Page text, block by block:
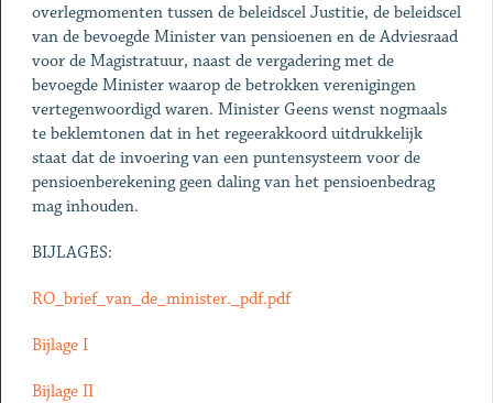
overlegmomenten tussen de beleidscel Justitie, de beleidscel
van de bevoegde Minister van pensioenen en de Adviesraad
voor de Magistratuur, naast de vergadering met de
bevoegde Minister waarop de betrokken verenigingen
vertegenwoordigd waren. Minister Geens wenst nogmaals
te beklemtonen dat in het regeerakkoord uitdrukkelijk
staat dat de invoering van een puntensysteem voor de
pensioenberekening geen daling van het pensioenbedrag
mag inhouden.
BIJLAGES:
RO_brief_van_de_minister._pdf.pdf
Bijlage I
Bijlage II